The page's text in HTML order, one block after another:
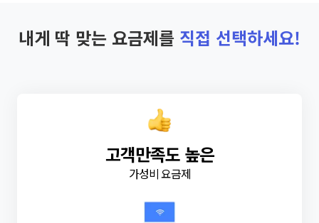
내게 딱 맞는 요금제를 직접 선택하세요!
고객만족도 높은
가성비 요금제